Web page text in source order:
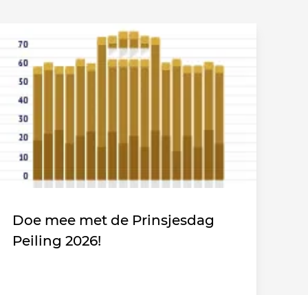
Doe mee met de Prinsjesdag
Peiling 2026!